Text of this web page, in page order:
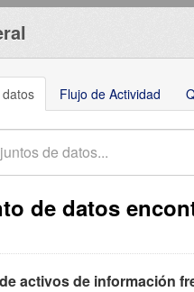
Flujo de Actividad
de datos
activos de información